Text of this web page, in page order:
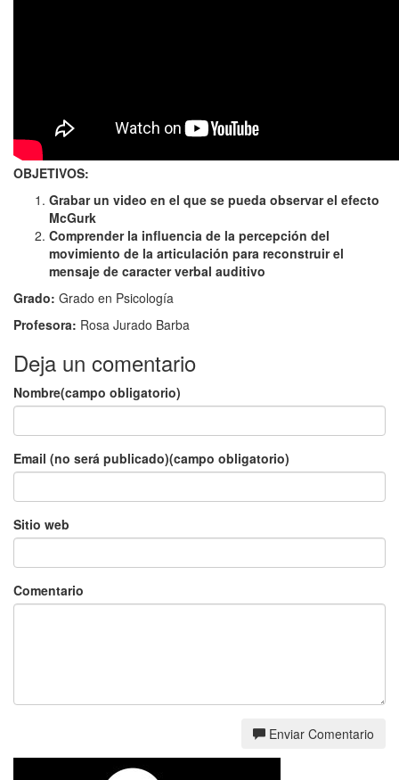
OBJETIVOS:
Grabar un video en el que se pueda observar el efecto
McGurk
Comprender la influencia de la percepción del
movimiento de la articulación para reconstruir el
mensaje de caracter verbal auditivo
Grado: Grado en Psicología
Profesora: Rosa Jurado Barba
Deja un comentario
Nombre(campo obligatorio)
Email (no será publicado)(campo obligatorio)
Sitio web
Comentario
Enviar Comentario